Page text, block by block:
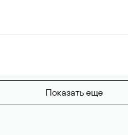
Показать еще